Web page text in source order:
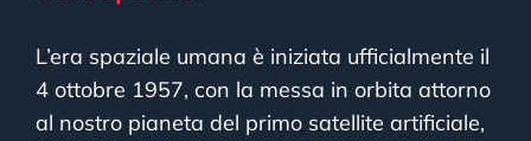
L’era spaziale umana è iniziata ufficialmente il
4 ottobre 1957, con la messa in orbita attorno
al nostro pianeta del primo satellite artificiale,